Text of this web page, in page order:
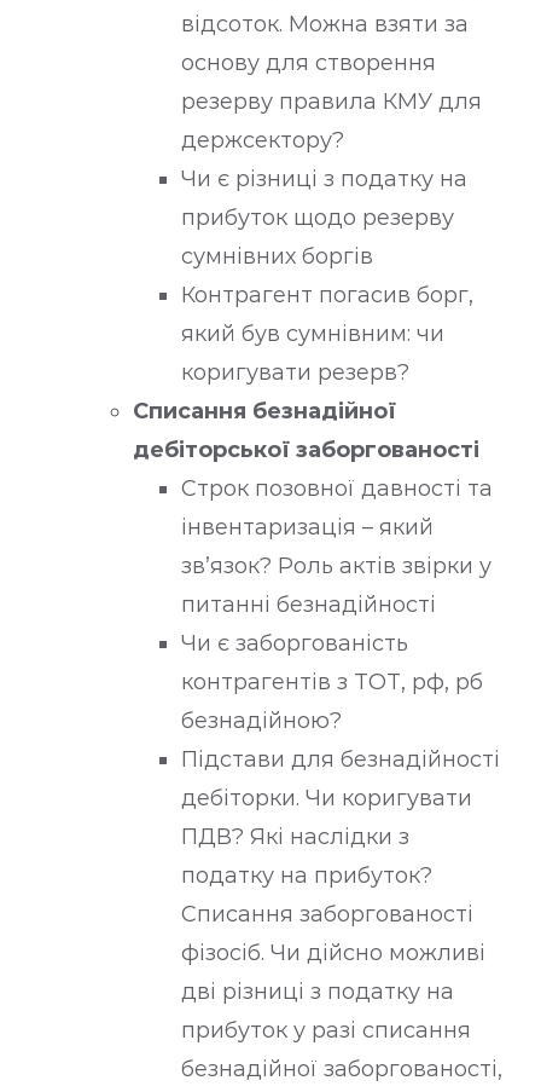
відсоток. Можна взяти за
основу для створення
резерву правила КМУ для
держсектору?
Чи є різниці з податку на
прибуток щодо резерву
сумнівних боргів
Контрагент погасив борг,
який був сумнівним: чи
коригувати резерв?
Списання безнадійної
дебіторської заборгованості
Строк позовної давності та
інвентаризація – який
зв’язок? Роль актів звірки у
питанні безнадійності
Чи є заборгованість
контрагентів з ТОТ, рф, рб
безнадійною?
Підстави для безнадійності
дебіторки. Чи коригувати
ПДВ? Які наслідки з
податку на прибуток?
Списання заборгованості
фізосіб. Чи дійсно можливі
дві різниці з податку на
прибуток у разі списання
безнадійної заборгованості,